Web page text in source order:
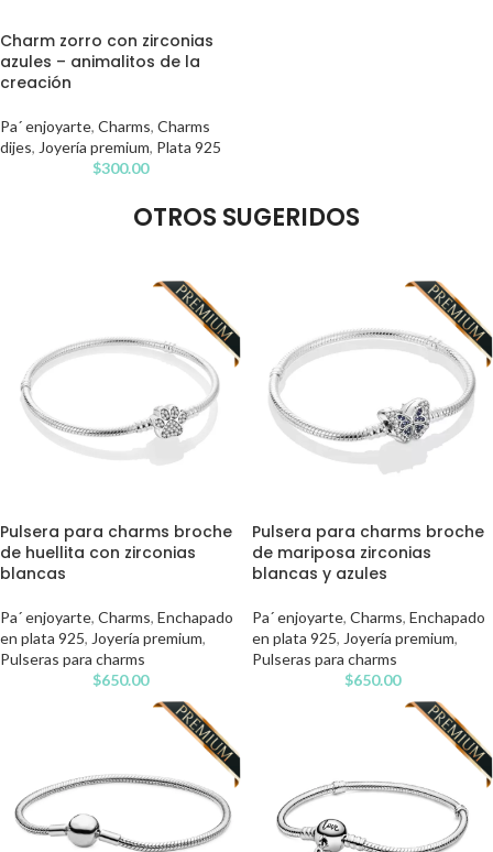
Charm zorro con zirconias
azules – animalitos de la
creación
Pa´ enjoyarte, Charms, Charms
dijes, Joyería premium, Plata 925
$300.00
OTROS SUGERIDOS
Pulsera para charms broche
de huellita con zirconias
blancas
Pa´ enjoyarte, Charms, Enchapado
en plata 925, Joyería premium,
Pulseras para charms
$650.00
Pulsera para charms broche
de mariposa zirconias
blancas y azules
Pa´ enjoyarte, Charms, Enchapado
en plata 925, Joyería premium,
Pulseras para charms
$650.00